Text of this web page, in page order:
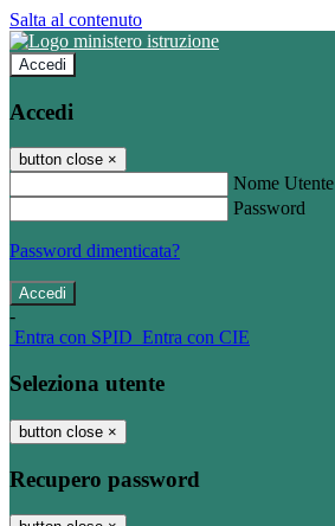
Salta al contenuto
Accedi
Accedi
button close ×
Nome Utente
Password
Password dimenticata?
-
Entra con SPID Entra con CIE
Seleziona utente
button close ×
Recupero password